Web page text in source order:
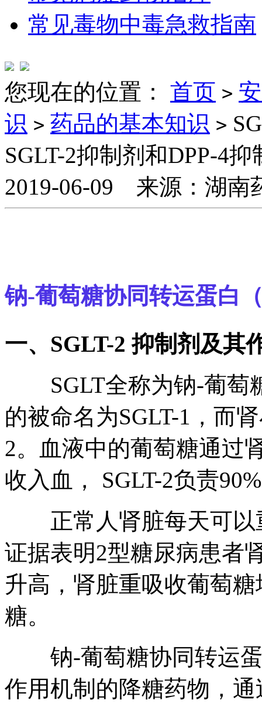
常见毒物中毒急救指南
您现在的位置： 首页 >
识 > 药品的基本知识 >
SGLT-2抑制剂和DPP-4抑
2019-06-09 来源：湖
钠-葡萄糖协同转运蛋白
一、SGLT-2 抑制剂及其
SGLT全称为钠-葡萄
的被命名为SGLT-1，而
2。血液中的葡萄糖通过
收入血， SGLT-2负责
正常人肾脏每天可以
证据表明2型糖尿病患者
升高，肾脏重吸收葡萄
糖。
钠-葡萄糖协同转运蛋
作用机制的降糖药物，